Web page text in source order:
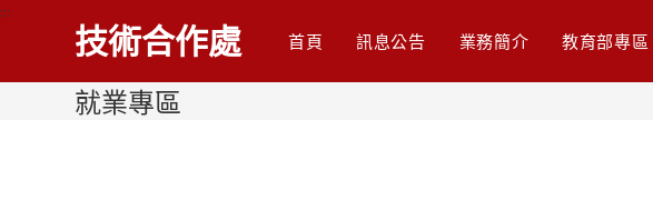
Skip
:::
技術合作處 首頁 訊息公告 業務簡介 教育部專區
就業專區